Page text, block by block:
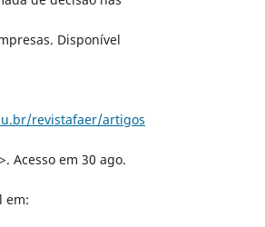
Disponível
revistafaer/artigos
Acesso em 30 ago.
em: